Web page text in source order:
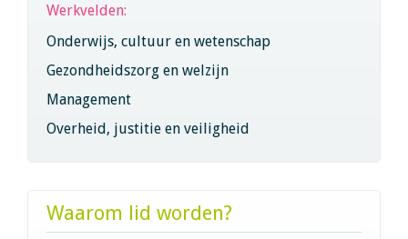
Werkvelden:
Onderwijs, cultuur en wetenschap
Gezondheidszorg en welzijn
Management
Overheid, justitie en veiligheid
Waarom lid worden?